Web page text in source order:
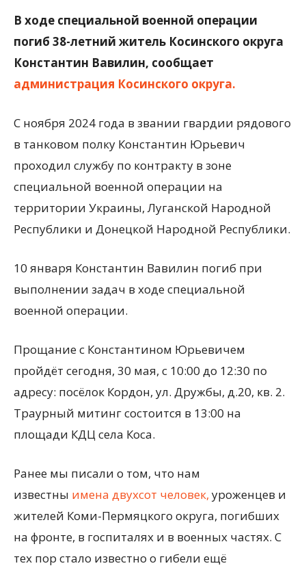
В ходе специальной военной операции
погиб 38-летний житель Косинского округа
Константин Вавилин, сообщает
администрация Косинского округа.
С ноября 2024 года в звании гвардии рядового
в танковом полку Константин Юрьевич
проходил службу по контракту в зоне
специальной военной операции на
территории Украины, Луганской Народной
Республики и Донецкой Народной Республики.
10 января Константин Вавилин погиб при
выполнении задач в ходе специальной
военной операции.
Прощание с Константином Юрьевичем
пройдёт сегодня, 30 мая, с 10:00 до 12:30 по
адресу: посёлок Кордон, ул. Дружбы, д.20, кв. 2.
Траурный митинг состоится в 13:00 на
площади КДЦ села Коса.
Ранее мы писали о том, что нам
известны имена двухсот человек, уроженцев и
жителей Коми-Пермяцкого округа, погибших
на фронте, в госпиталях и в военных частях. С
тех пор стало известно о гибели ещё